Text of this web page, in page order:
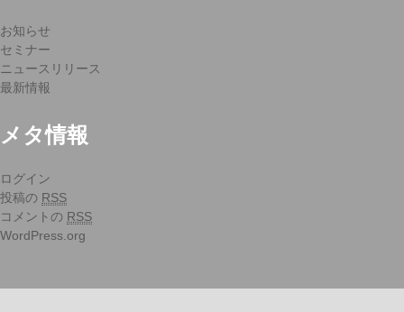
お知らせ
セミナー
ニュースリリース
最新情報
メタ情報
ログイン
投稿の RSS
コメントの RSS
WordPress.org